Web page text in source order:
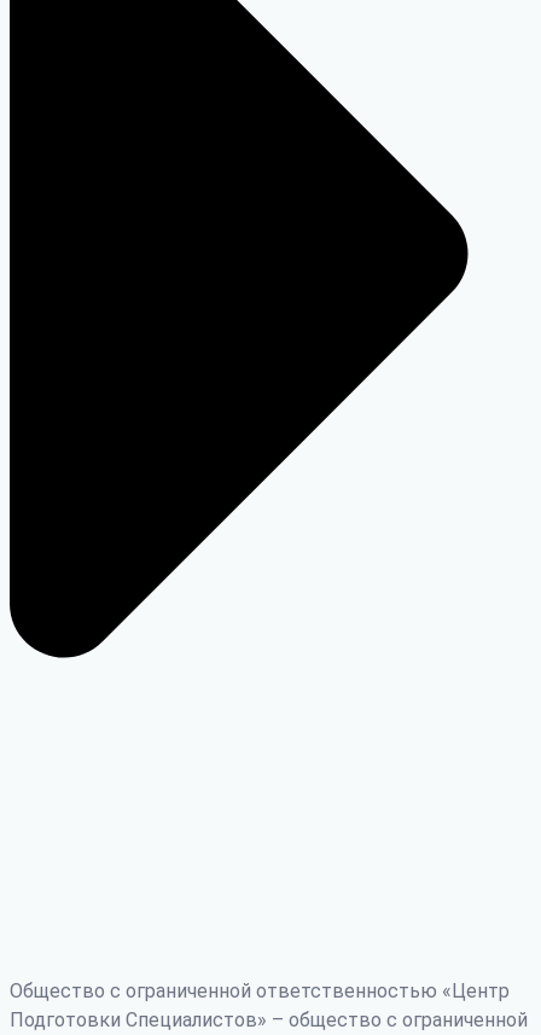
Общество с ограниченной ответственностью «Центр
Подготовки Специалистов» – общество с ограниченной